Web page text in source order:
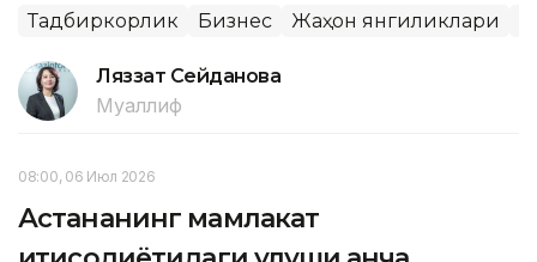
Тадбиркорлик Бизнес Жаҳон янгиликлари
Ляззат Сейданова
Муаллиф
08:00, 06 Июл 2026
Астананинг мамлакат